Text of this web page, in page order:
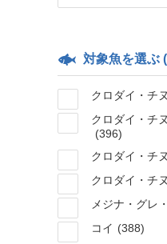
対象魚を選ぶ
クロダイ・チ
クロダイ・チ
(396)
クロダイ・チ
クロダイ・チ
メジナ・グレ
コイ (388)